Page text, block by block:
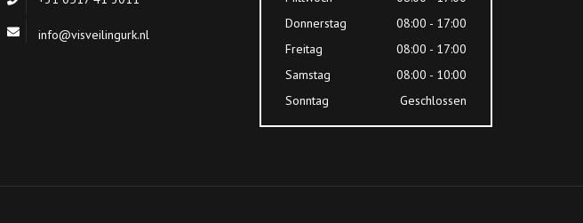
info@visveilingurk.nl
Donnerstag
08:00 - 17:00
Freitag
08:00 - 17:00
Samstag
08:00 - 10:00
Sonntag
Geschlossen